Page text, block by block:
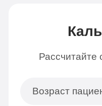
Рассчитайте
Возраст